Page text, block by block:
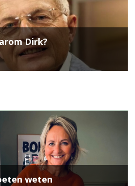
Dirk?
weten